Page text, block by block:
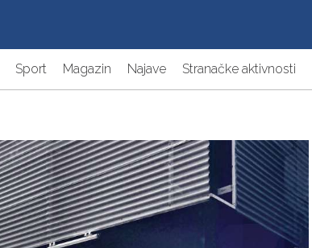
Sport Magazin Najave Stranačke aktivnosti